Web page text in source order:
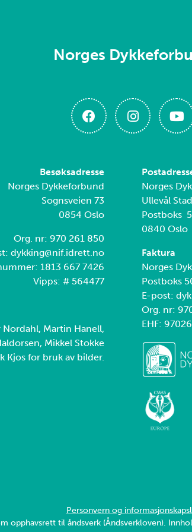
Norges
Besøksadresse
Norges Dykkeforbund
Sognsveien 73
0854 Oslo
Org. nr: 970 261 850
dykking@nif.idrett.no
1813 667 7426
Vipps: # 564477
Nordahl, Martin Hanell,
Mikkel Stokke
Kjos for bruk av bilder.
Norges
Ullevål
Postboks
0840 Oslo
Faktura
Norges
Postboks
E-post:
Org. nr:
EHF:
Personvern og
opphavsrett til åndsverk (Åndsverkloven).